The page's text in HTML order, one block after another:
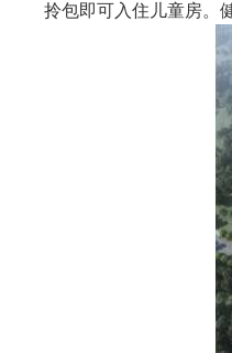
拎包即可入住儿童房。健